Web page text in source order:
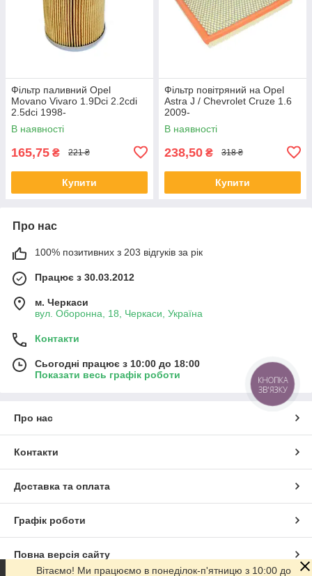
Фільтр паливний Opel
Movano Vivaro 1.9Dci 2.2cdi
2.5dci 1998-
В наявності
165,75 ₴ 221 ₴
Купити
Фільтр повітряний на Opel
Astra J / Chevrolet Cruze 1.6
2009-
В наявності
238,50 ₴ 318 ₴
Купити
Про нас
100% позитивних з 203 відгуків за рік
Працює з 30.03.2012
м. Черкаси
вул. Оборонна, 18, Черкаси, Україна
Контакти
Сьогодні працює з 10:00 до 18:00
Показати весь графік роботи
Про нас
Контакти
Доставка та оплата
Графік роботи
Повна версія сайту
Вітаємо! Ми працюємо в понеділок-п'ятницю з 10:00 до
КНОПКА
ЗВ'ЯЗКУ